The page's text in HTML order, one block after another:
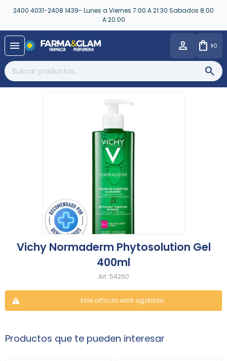
2400 4031-2408 1439- Lunes a Viernes 7:00 A 21:30 Sabados 8:00
A 20:00
menu $0
Vichy Normaderm Phytosolution Gel
400ml
54260
Este artículo está agotado.
Productos que te pueden interesar